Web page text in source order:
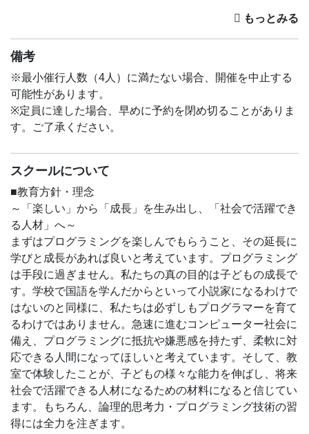
お子様＋大人(保護者様)
対象年齢は7歳～12歳です。
＜教材＞
Viscuit（事前にアプリのインストールをお願いいたしま
す。アプリは無料です。）
公式サイトはこちら→
＜定員＞
5組 (2人1組)
当日までに参加人数が2組以下の場合、中止になる場合が
ございますのでご了承ください。
備考
※最小催行人数（4人）に満たない場合、開催を中止する
可能性があります。
※定員に達した場合、早めに予約を閉め切ることがありま
す。ご了承ください。
スクールについて
■教育方針・理念
～「楽しい」から「成長」を生み出し、「社会で活躍でき
る人材」へ～
まずはプログラミングを楽しんでもらうこと、その延長に
学びと成長があれば良いと考えています。プログラミング
は手段に過ぎません。私たちの真の目的は子どもの成長で
す。学校で国語を学んだからといって小説家になるわけで
はないのと同様に、私たちは必ずしもプログラマーを育て
るわけではありません。急速に進むコンピューター社会に
備え、プログラミングに抵抗や嫌悪感を持たず、柔軟に対
応できる人間になってほしいと考えています。そして、教
室で体験したことが、子どもの様々な能力を伸ばし、将来
社会で活躍できる人材になるための材料になると信じてい
ます。もちろん、論理的思考力・プログラミング技術の習
得には全力を注ぎます。